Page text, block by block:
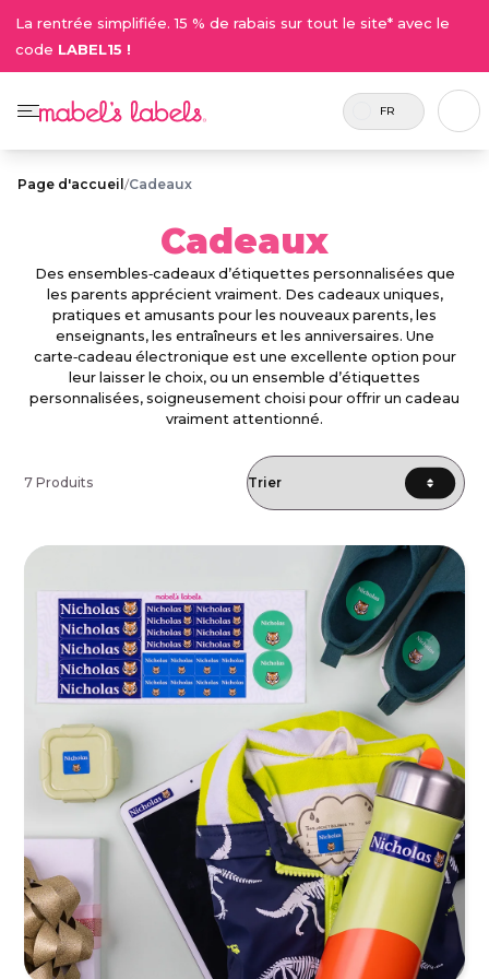
La rentrée simplifiée. 15 % de rabais sur tout le site* avec le
code LABEL15 !
FR
Page d'accueil /Cadeaux
Cadeaux
Des ensembles‑cadeaux d’étiquettes personnalisées que
les parents apprécient vraiment. Des cadeaux uniques,
pratiques et amusants pour les nouveaux parents, les
enseignants, les entraîneurs et les anniversaires. Une
carte‑cadeau électronique est une excellente option pour
leur laisser le choix, ou un ensemble d’étiquettes
personnalisées, soigneusement choisi pour offrir un cadeau
vraiment attentionné.
7 Produits